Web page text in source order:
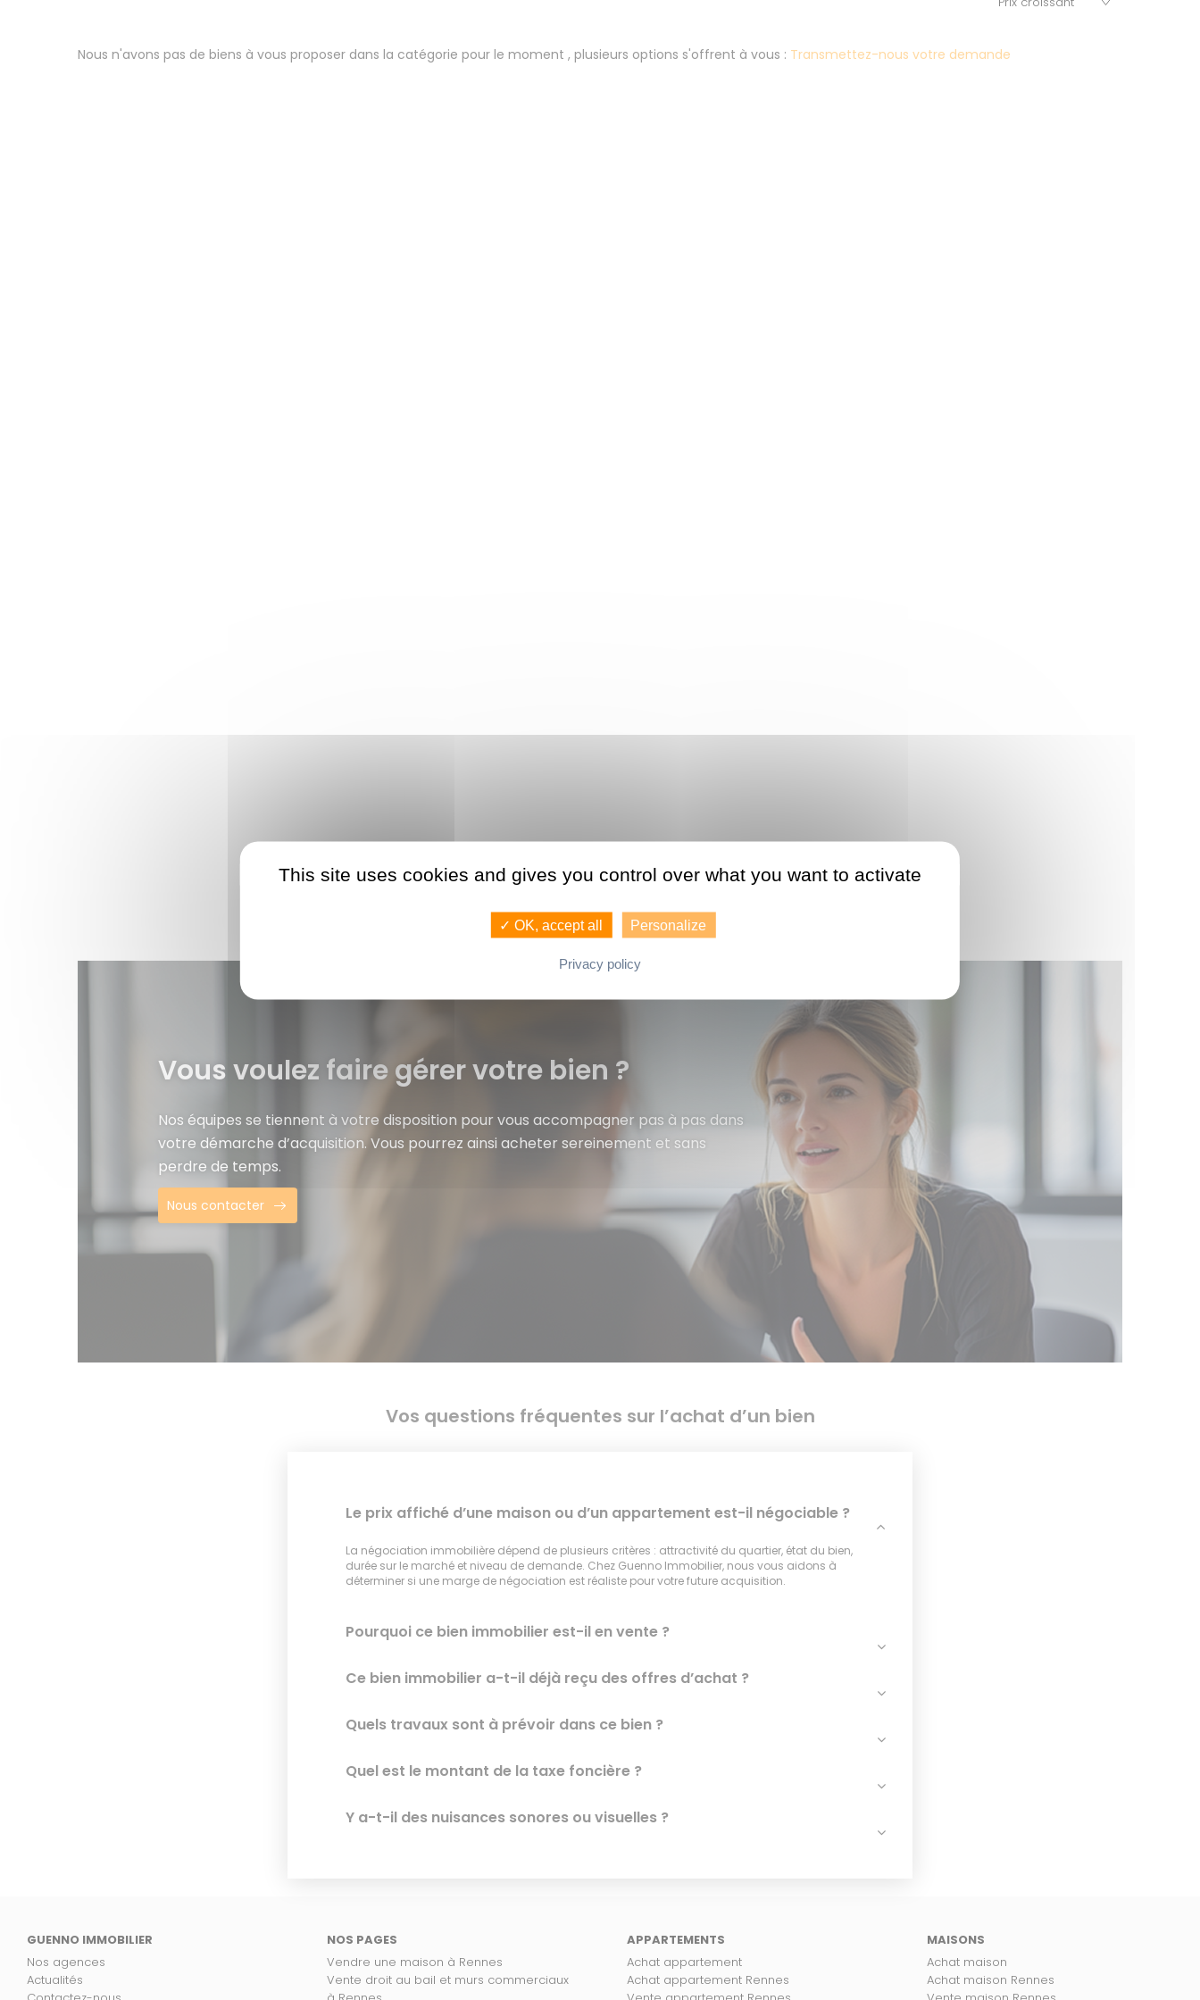
Nous n'avons pas de biens à vous proposer dans la catégorie pour le moment , plusieurs options s'offrent à vous : Transmettez-nous votre demande
Vous voulez faire gérer votre bien ?
Nos équipes se tiennent à votre disposition pour vous accompagner pas à pas dans
votre démarche d’acquisition. Vous pourrez ainsi acheter sereinement et sans
perdre de temps.
Nous contacter
Vos questions fréquentes sur l’achat d’un bien
Le prix affiché d’une maison ou d’un appartement est-il négociable ?
La négociation immobilière dépend de plusieurs critères : attractivité du quartier, état du bien,
durée sur le marché et niveau de demande. Chez Guenno Immobilier, nous vous aidons à
déterminer si une marge de négociation est réaliste pour votre future acquisition.
Pourquoi ce bien immobilier est-il en vente ?
Ce bien immobilier a-t-il déjà reçu des offres d’achat ?
Quels travaux sont à prévoir dans ce bien ?
Quel est le montant de la taxe foncière ?
Y a-t-il des nuisances sonores ou visuelles ?
GUENNO IMMOBILIER
Nos agences
Actualités
NOS PAGES
Vendre une maison à Rennes
Vente droit au bail et murs commerciaux
APPARTEMENTS
Achat appartement
Achat appartement Rennes
MAISONS
Achat maison
Achat maison Rennes
This site uses cookies and gives you control over what you want to activate
✓ OK, accept all Personalize
Privacy policy